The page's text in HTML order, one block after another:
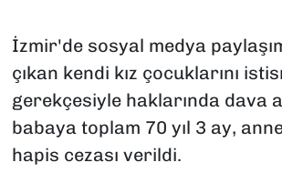
İzmir'de sosyal medya
çıkan kendi kız çocuklarını
gerekçesiyle haklarında dava
babaya toplam 70 yıl 3 ay,
hapis cezası verildi.